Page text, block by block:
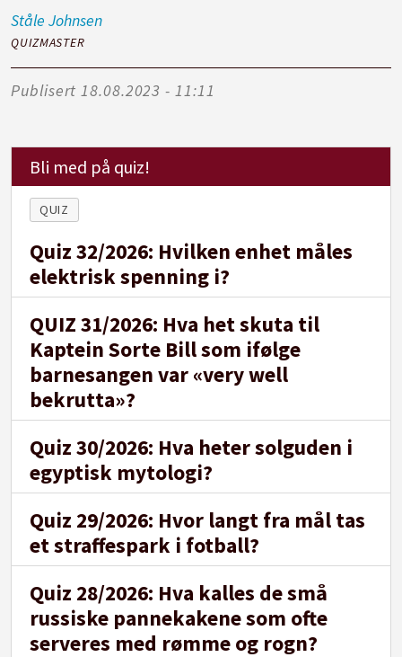
Ståle Johnsen
QUIZMASTER
Publisert 18.08.2023 - 11:11
Bli med på quiz!
QUIZ
Quiz 32/2026: Hvilken enhet måles
elektrisk spenning i?
QUIZ 31/2026: Hva het skuta til
Kaptein Sorte Bill som ifølge
barnesangen var «very well
bekrutta»?
Quiz 30/2026: Hva heter solguden i
egyptisk mytologi?
Quiz 29/2026: Hvor langt fra mål tas
et straffespark i fotball?
Quiz 28/2026: Hva kalles de små
russiske pannekakene som ofte
serveres med rømme og rogn?